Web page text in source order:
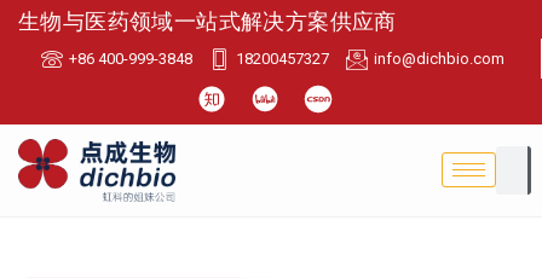
生物与医药领域一站式解决方案供应商
+86 400-999-3848 18200457327 info@dichbio.com